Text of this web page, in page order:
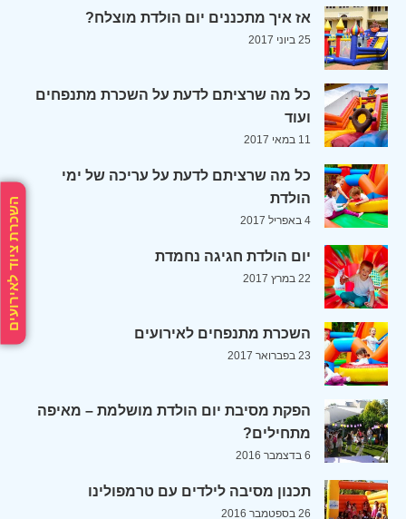
השכרת ציוד לאירועים
אז איך מתכננים יום הולדת מוצלח?
25 ביוני 2017
כל מה שרציתם לדעת על השכרת מתנפחים
ועוד
11 במאי 2017
כל מה שרציתם לדעת על עריכה של ימי
הולדת
4 באפריל 2017
יום הולדת חגיגה נחמדת
22 במרץ 2017
השכרת מתנפחים לאירועים
23 בפברואר 2017
הפקת מסיבת יום הולדת מושלמת – מאיפה
מתחילים?
6 בדצמבר 2016
תכנון מסיבה לילדים עם טרמפולינו
26 בספטמבר 2016